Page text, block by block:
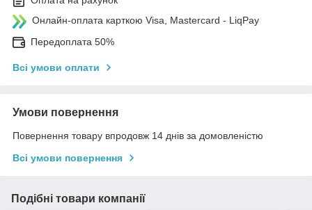
Онлайн-оплата карткою Visa, Mastercard - LiqPay
Передоплата 50%
Всі умови оплати
Умови повернення
Повернення товару впродовж 14 днів за домовленістю
Всі умови повернення
Подібні товари компанії